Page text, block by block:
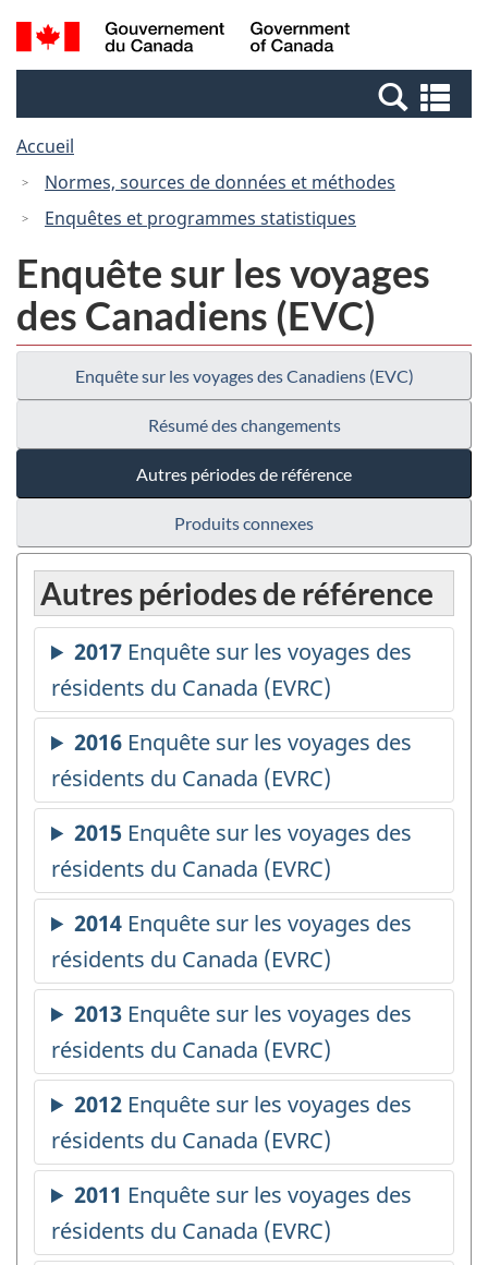
Passer
au
Passer
à
Canada
Recherche
et
et
Accueil
Normes, sources de données et méthodes
Enquêtes et programmes statistiques
Enquête sur les voyages
des Canadiens (EVC)
Enquête sur les voyages des Canadiens (EVC)
Résumé des changements
Autres périodes de référence
Produits connexes
Autres périodes de référence